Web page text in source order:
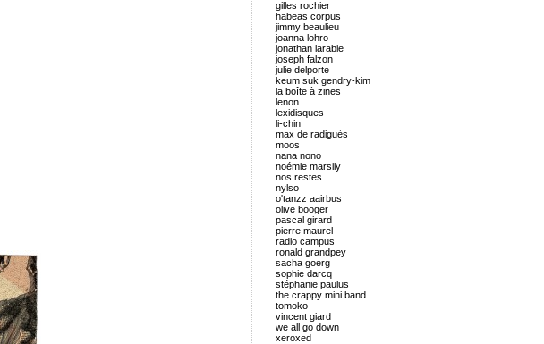
gilles rochier
habeas corpus
jimmy beaulieu
joanna lohro
jonathan larabie
joseph falzon
julie delporte
keum suk gendry-kim
la boîte à zines
lenon
lexidisques
li-chin
max de radiguès
moos
nana nono
noémie marsily
nos restes
nylso
o'tanzz aairbus
olive booger
pascal girard
pierre maurel
radio campus
ronald grandpey
sacha goerg
sophie darcq
stéphanie paulus
the crappy mini band
tomoko
vincent giard
we all go down
xeroxed